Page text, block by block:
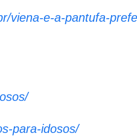
viena-e-a-pantufa-
para-idosos/